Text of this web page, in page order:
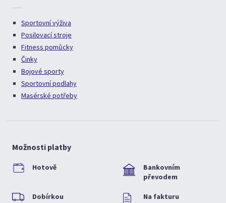
Sportovní výživa
Posilovací stroje
Fitness pomůcky
Činky
Bojové sporty
Sportovní podlahy
Masérské potřeby
Možnosti platby
Hotově
Bankovním
převodem
Dobírkou Na fakturu